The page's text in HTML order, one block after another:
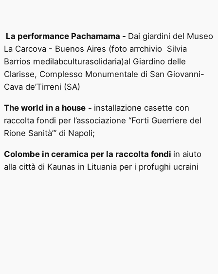
La performance Pachamama - Dai giardini del Museo
La Carcova - Buenos Aires (foto arrchivio Silvia
Barrios medilabculturasolidaria)al Giardino delle
Clarisse, Complesso Monumentale di San Giovanni-
Cava de’Tirreni (SA)
The world in a house - installazione casette con
raccolta fondi per l’associazione “Forti Guerriere del
Rione Sanità’” di Napoli;
Colombe in ceramica per la raccolta fondi in aiuto
alla città di Kaunas in Lituania per i profughi ucraini